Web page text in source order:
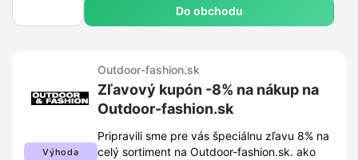
Do obchodu
Výhoda
Outdoor-fashion.sk
Zľavový kupón -8% na nákup na
Outdoor-fashion.sk
Pripravili sme pre vás špeciálnu zľavu 8% na
celý sortiment na Outdoor-fashion.sk. ako